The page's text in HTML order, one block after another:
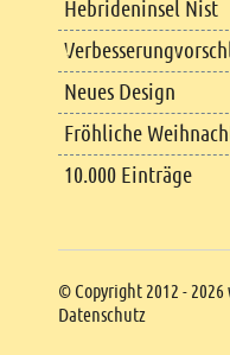
Copyright
© Copyright 2012 -
Datenschutz
Hebrideninsel Nist
Neues Design
Fröhliche
10.000 Einträge